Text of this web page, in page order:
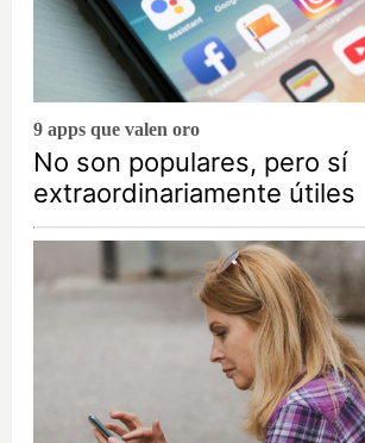
9 apps que valen oro
No son populares, pero sí
extraordinariamente útiles